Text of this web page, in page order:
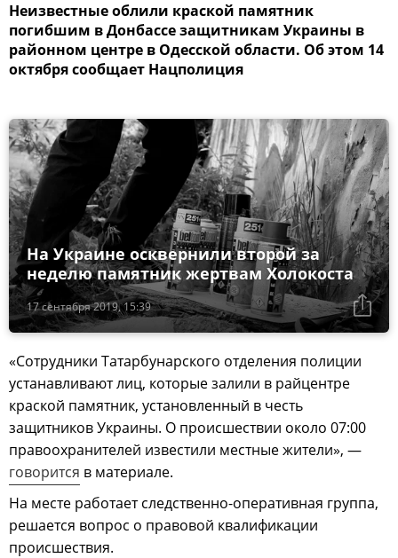
Неизвестные облили краской памятник
погибшим в Донбассе защитникам Украины в
районном центре в Одесской области. Об этом 14
октября сообщает Нацполиция
17 сентября 2019, 15:39
На Украине осквернили второй за
неделю памятник жертвам Холокоста
«Сотрудники Татарбунарского отделения полиции
устанавливают лиц, которые залили в райцентре
краской памятник, установленный в честь
защитников Украины. О происшествии около 07:00
правоохранителей известили местные жители», —
говорится в материале.
На месте работает следственно-оперативная группа,
решается вопрос о правовой квалификации
происшествия.